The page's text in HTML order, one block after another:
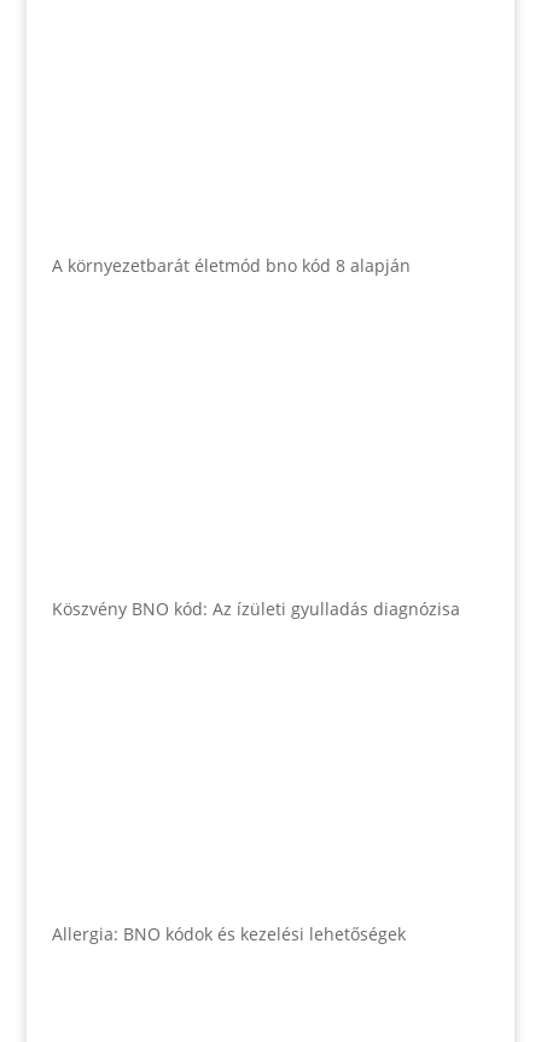
A környezetbarát életmód bno kód 8 alapján
Köszvény BNO kód: Az ízületi gyulladás diagnózisa
Allergia: BNO kódok és kezelési lehetőségek